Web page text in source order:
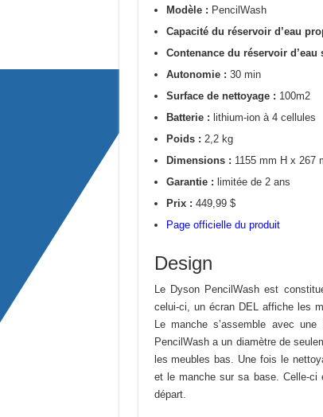
Modèle : PencilWash
Capacité du réservoir d’eau
Contenance du réservoir d’eau
Autonomie : 30 min
Surface de nettoyage : 100m2
Batterie : lithium-ion à 4 cellules
Poids : 2,2 kg
Dimensions : 1155 mm H x 267
Garantie : limitée de 2 ans
Prix : 449,99 $
Page officielle du produit
Design
Le Dyson PencilWash est
celui-ci, un écran DEL affiche les
Le manche s’assemble avec
PencilWash a un diamètre de
les meubles bas. Une fois le
et le manche sur sa base. Celle-ci
départ.